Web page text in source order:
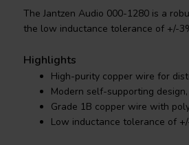
The Jantzen Audio 000-1280 is a
the low inductance tolerance of +/-
Highlights
High-purity copper wire for
Modern self-supporting
Grade 1B copper wire with
Low inductance tolerance of